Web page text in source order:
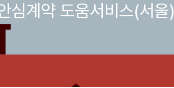
심계약 도움서비스(서울)